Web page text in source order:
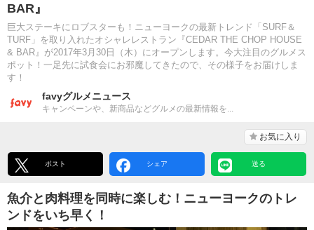
BAR』
巨大ステーキにロブスターも！ニューヨークの最新トレンド「SURF＆
TURF」を取り入れたオシャレレストラン『CEDAR THE CHOP HOUSE
& BAR』が2017年3月30日（木）にオープンします。今大注目のグルメス
ポット！一足先に試食会にお邪魔してきたので、その様子をお届けしま
す！
favyグルメニュース
キャンペーンや、新商品などグルメの最新情報を...
お気に入り
ポスト シェア 送る
魚介と肉料理を同時に楽しむ！ニューヨークのトレ
ンドをいち早く！